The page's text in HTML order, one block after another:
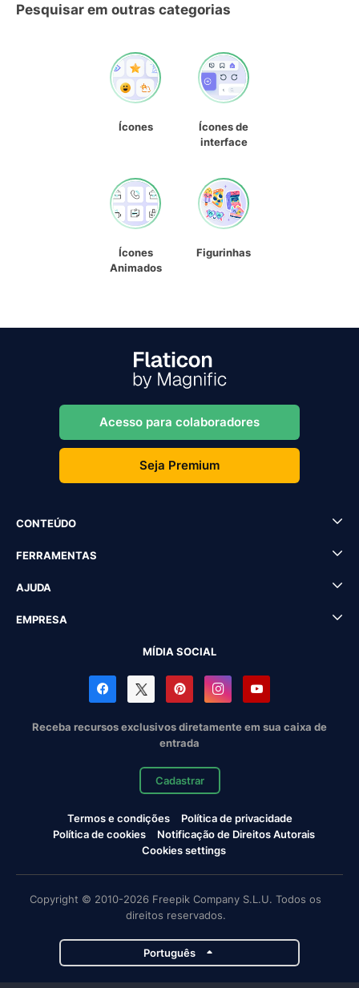
Pesquisar em outras categorias
Ícones
Ícones de
interface
Ícones
Animados
Figurinhas
Acesso para colaboradores
Seja Premium
CONTEÚDO
FERRAMENTAS
AJUDA
EMPRESA
MÍDIA SOCIAL
Receba recursos exclusivos diretamente em sua caixa de
entrada
Cadastrar
Termos e condições
Política de privacidade
Política de cookies
Notificação de Direitos Autorais
Cookies settings
Copyright © 2010-2026 Freepik Company S.L.U. Todos os
direitos reservados.
Português